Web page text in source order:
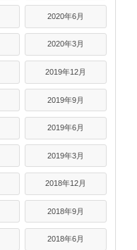
2020年6月
2020年3月
2019年12月
2019年9月
2019年6月
2019年3月
2018年12月
2018年9月
2018年6月